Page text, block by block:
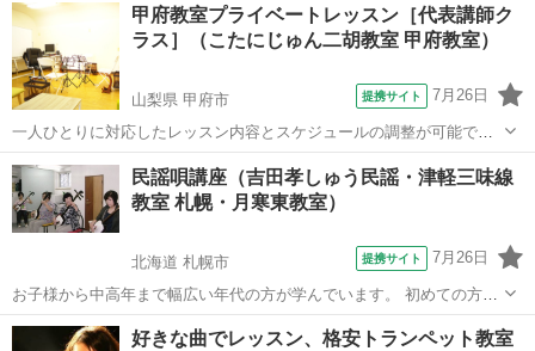
手に早くマスターしたい方に、ピッタリのコースです。 ●初級入学者
の方限り、入学初月から三か月以内で...
甲府教室プライベートレッスン［代表講師ク
ラス］（こたにじゅん二胡教室 甲府教室）
山梨県 甲府市 提携サイト 7月26日
一人ひとりに対応したレッスン内容とスケジュールの調整が可能で
す。 お仕事のご都合で時間の調整が難しい方や、演奏の上達を志し、
将来は演奏活動や二胡講師になることを目指している方におすすめで
す。 人は誰でも一人ひとり違う個性を持...
山梨 甲府市 その他
民謡唄講座（吉田孝しゅう民謡・津軽三味線
教室 札幌・月寒東教室）
北海道 札幌市 提携サイト 7月26日
お子様から中高年まで幅広い年代の方が学んでいます。 初めての方も
大歓迎♪
北海道 札幌市 その他
好きな曲でレッスン、格安トランペット教室